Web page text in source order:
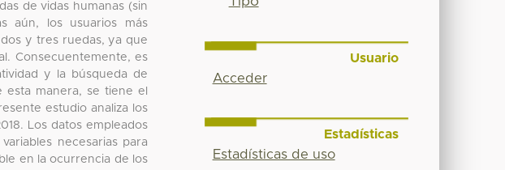
de vidas humanas (sin
aún, los usuarios más
y tres ruedas, ya que
Consecuentemente, es
y la búsqueda de
manera, se tiene el
estudio analiza los
Los datos empleados
necesarias para
en la ocurrencia de los
Usuario
Acceder
Estadísticas
Estadísticas de uso